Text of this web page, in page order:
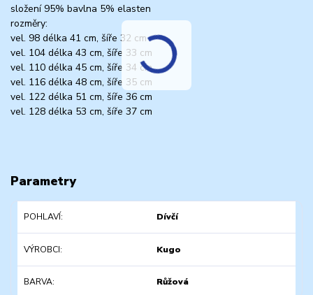
složení 95% bavlna 5% elasten
rozměry:
vel. 98 délka 41 cm, šíře 32 cm
vel. 104 délka 43 cm, šíře 33 cm
vel. 110 délka 45 cm, šíře 34 cm
vel. 116 délka 48 cm, šíře 35 cm
vel. 122 délka 51 cm, šíře 36 cm
vel. 128 délka 53 cm, šíře 37 cm
Parametry
POHLAVÍ Dívčí
VÝROBCI Kugo
BARVA Růžová